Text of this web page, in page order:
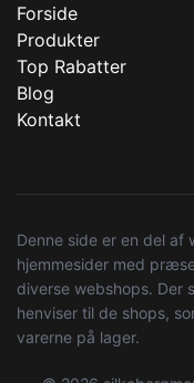
Forside
Produkter
Top Rabatter
Blog
Kontakt
Denne side er en del
hjemmesider med
diverse webshops. Der
henviser til de shops,
varerne på lager.